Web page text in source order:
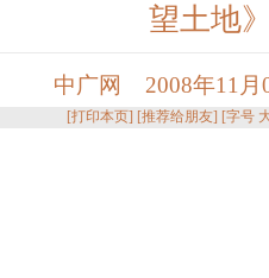
望土地
中广网 2008年11月
[打印本页] [推荐给朋友] [字号